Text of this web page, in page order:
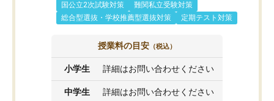
国公立2次試験対策
難関私立受験対策
総合型選抜・学校推薦型選抜対策
定期テスト対策
授業料の目安 （税込）
小学生 詳細はお問い合わせください
中学生 詳細はお問い合わせください